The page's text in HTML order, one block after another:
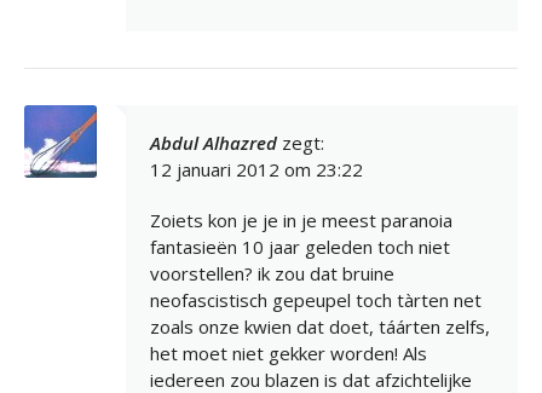
Abdul Alhazred zegt:
12 januari 2012 om 23:22
Zoiets kon je je in je meest paranoia
fantasieën 10 jaar geleden toch niet
voorstellen? ik zou dat bruine
neofascistisch gepeupel toch tàrten net
zoals onze kwien dat doet, táárten zelfs,
het moet niet gekker worden! Als
iedereen zou blazen is dat afzichtelijke